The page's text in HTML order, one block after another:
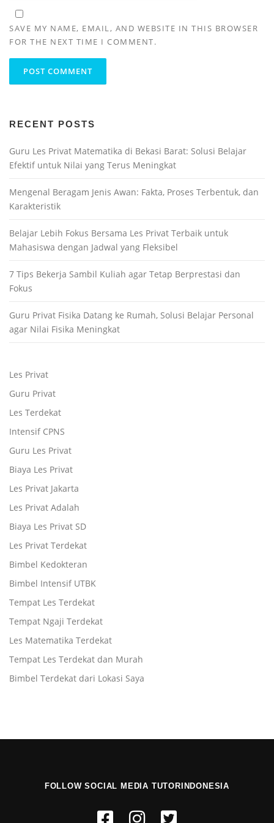
SAVE MY NAME, EMAIL, AND WEBSITE IN THIS BROWSER
FOR THE NEXT TIME I COMMENT.
RECENT POSTS
Guru Les Privat Matematika di Bekasi Barat: Solusi Belajar
Efektif untuk Nilai yang Terus Meningkat
Mengenal Beragam Jenis Awan: Fakta, Proses Terbentuk, dan
Karakteristik
Belajar Lebih Fokus Bersama Les Privat Terbaik untuk
Mahasiswa dengan Jadwal yang Fleksibel
7 Tips Bekerja Sambil Kuliah agar Tetap Berprestasi dan
Fokus
Guru Privat Fisika Datang ke Rumah, Solusi Belajar Personal
agar Nilai Fisika Meningkat
Les Privat
Guru Privat
Les Terdekat
Intensif CPNS
Guru Les Privat
Biaya Les Privat
Les Privat Jakarta
Les Privat Adalah
Biaya Les Privat SD
Les Privat Terdekat
Bimbel Kedokteran
Bimbel Intensif UTBK
Tempat Les Terdekat
Tempat Ngaji Terdekat
Les Matematika Terdekat
Tempat Les Terdekat dan Murah
Bimbel Terdekat dari Lokasi Saya
FOLLOW SOCIAL MEDIA TUTORINDONESIA